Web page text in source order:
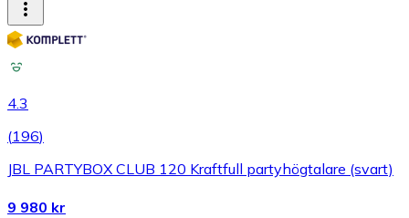
4.3
(196)
JBL PARTYBOX CLUB 120 Kraftfull partyhögtalare (svart)
9 980 kr